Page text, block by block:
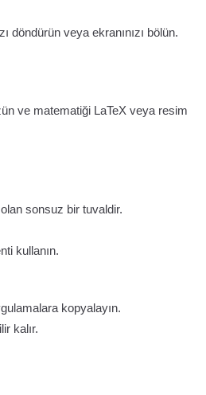
döndürün veya ekranınızı bölün.
ve matematiği LaTeX veya resim
sonsuz bir tuvaldir.
kullanın.
kopyalayın.
kalır.